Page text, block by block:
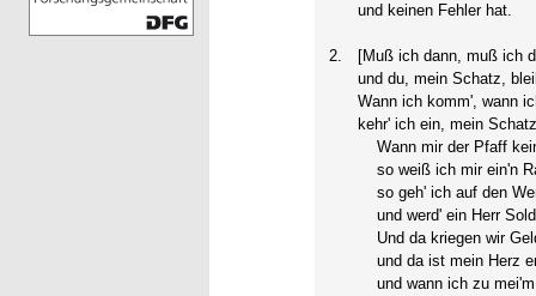
und keinen Fehler hat.
2.
[Muß ich dann, muß ich
und du, mein Schatz,
Wann ich komm', wann
kehr' ich ein, mein
Wann mir der Pfaff
so weiß ich mir ein'n
so geh' ich auf den
und werd' ein Herr
Und da kriegen wir
und da ist mein Herz
und wann ich zu